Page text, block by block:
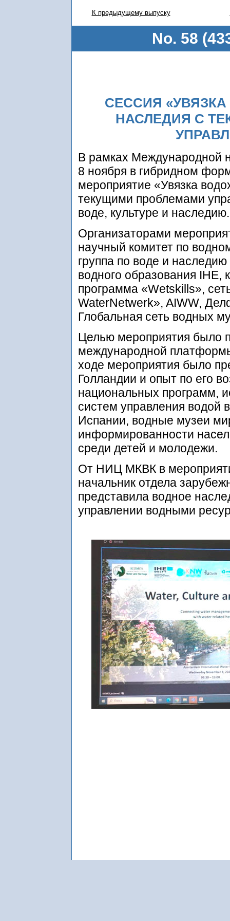
К предыдущему выпуску
No. 58
СЕССИЯ
НАСЛЕДИЯ С
В рамках Международной
8 ноября в гибридном
мероприятие «Увязка
текущими проблемами
воде, культуре и наследию.
Организаторами
научный комитет по
группа по воде и
водного образования IHE,
программа «Wetskills»,
WaterNetwerk», AIWW,
Глобальная сеть водных
Целью мероприятия было
международной
ходе мероприятия было
Голландии и опыт по его
национальных программ,
систем управления водой
Испании, водные музеи
информированности
среди детей и молодежи.
От НИЦ МКВК в
начальник отдела
представила водное
управлении водными